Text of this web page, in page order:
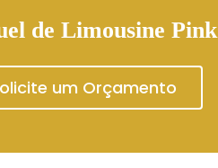
de Limousine Pink
um Orçamento